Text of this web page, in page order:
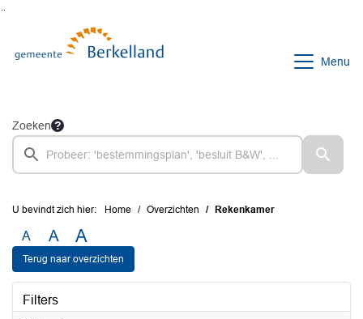
Menu
Zoeken
U bevindt zich hier: Home Overzichten Rekenkamer
A A A
Terug naar overzichten
Filters